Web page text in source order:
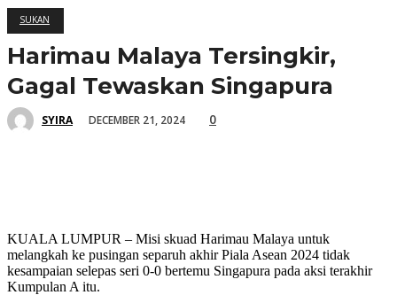
SUKAN
Harimau Malaya Tersingkir,
Gagal Tewaskan Singapura
SYIRA DECEMBER 21, 2024 0
KUALA LUMPUR – Misi skuad Harimau Malaya untuk
melangkah ke pusingan separuh akhir Piala Asean 2024 tidak
kesampaian selepas seri 0-0 bertemu Singapura pada aksi terakhir
Kumpulan A itu.